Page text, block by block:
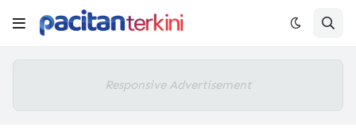
Responsive Advertisement